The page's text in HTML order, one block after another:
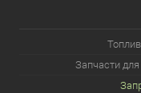
Запчасти